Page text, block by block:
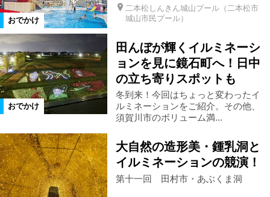
西郷村 仙台市
栃木県 茨城県 高畠町
那須郡那須町 福島市郊外
那須塩原市 浅川町
カテゴリ
おでかけ
二本松しんきん城山プール（二本松市
城山市民プール）
おでかけ
田んぼが輝くイルミネーシ
ョンを見に鏡石町へ！日中
の立ち寄りスポットも
冬到来！今回はちょっと変わったイ
ルミネーションをご紹介。その他、
須賀川市のボリューム満...
大自然の造形美・鍾乳洞と
イルミネーションの競演！
第十一回 田村市・あぶくま洞